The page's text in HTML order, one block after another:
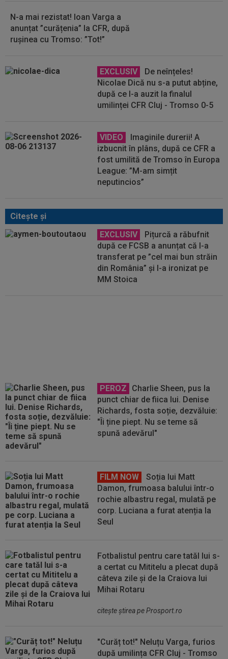
N-a mai rezistat! Ioan Varga a
anunțat ”curățenia” la CFR, după
rușinea cu Tromso: ”Tot!”
EXCLUSIV
De neînțeles!
Nicolae Dică nu s-a putut abține,
după ce l-a auzit la finalul
umilinței CFR Cluj - Tromso 0-5
VIDEO
Imaginile durerii! A
izbucnit în plâns, după ce CFR a
fost umilită de Tromso în Europa
League: ”M-am simțit
neputincios”
Citeşte şi
EXCLUSIV
Pițurcă a răbufnit
după ce FCSB a anunțat că l-a
transferat pe ”cel mai bun străin
din România” și l-a ironizat pe
MM Stoica
PEROZ
Charlie Sheen, pus la
punct chiar de fiica lui. Denise
Richards, fosta soție, dezvăluie:
"Îi ține piept. Nu se teme să
spună adevărul"
FILM NOW
Soția lui Matt
Damon, frumoasa balului într-o
rochie albastru regal, mulată pe
corp. Luciana a furat atenția la
Seul
Fotbalistul pentru care tatăl lui s-
a certat cu Mititelu a plecat după
câteva zile și de la Craiova lui
Mihai Rotaru
citeşte ştirea pe Prosport.ro
"Curăț tot!" Neluțu Varga, furios
după umilința CFR Cluj - Tromso